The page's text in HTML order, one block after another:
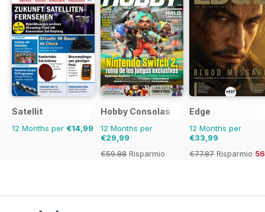
Satellit
12 Months per €14,99
Hobby Consolas
12 Months per
€29,99
€59.88 Risparmio
Edge
12 Months per
€33,99
€77.87 Risparmio